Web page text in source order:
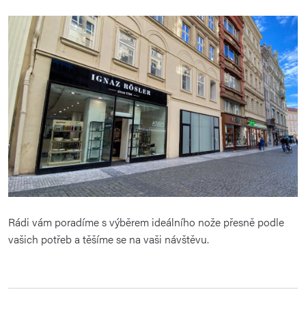
Rádi vám poradíme s výběrem ideálního nože přesně podle
vašich potřeb a těšíme se na vaši návštěvu.